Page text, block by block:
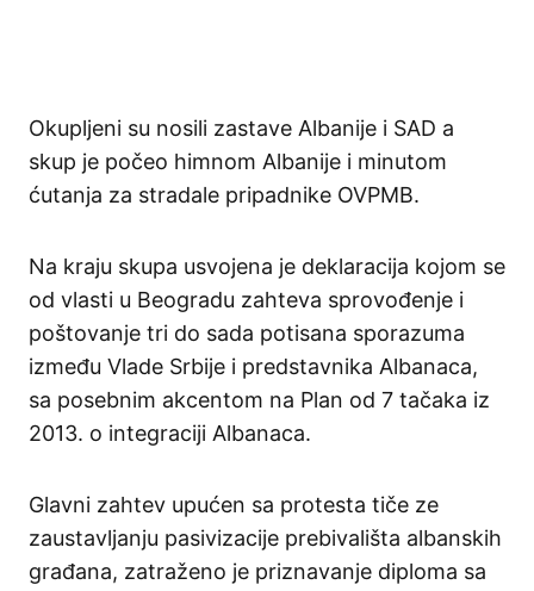
Okupljeni su nosili zastave Albanije i SAD a
skup je počeo himnom Albanije i minutom
ćutanja za stradale pripadnike OVPMB.
Na kraju skupa usvojena je deklaracija kojom se
od vlasti u Beogradu zahteva sprovođenje i
poštovanje tri do sada potisana sporazuma
između Vlade Srbije i predstavnika Albanaca,
sa posebnim akcentom na Plan od 7 tačaka iz
2013. o integraciji Albanaca.
Glavni zahtev upućen sa protesta tiče ze
zaustavljanju pasivizacije prebivališta albanskih
građana, zatraženo je priznavanje diploma sa